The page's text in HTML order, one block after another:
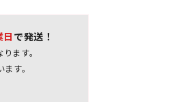
で発送！
ます。
す。